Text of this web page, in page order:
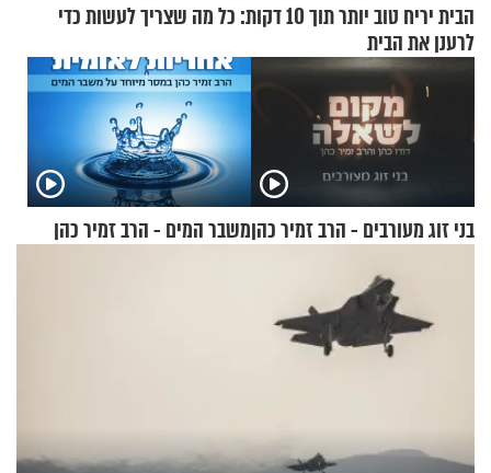
הבית יריח טוב יותר תוך 10 דקות: כל מה שצריך לעשות כדי
לרענן את הבית
בני זוג מעורבים - הרב זמיר כהןמשבר המים - הרב זמיר כהן